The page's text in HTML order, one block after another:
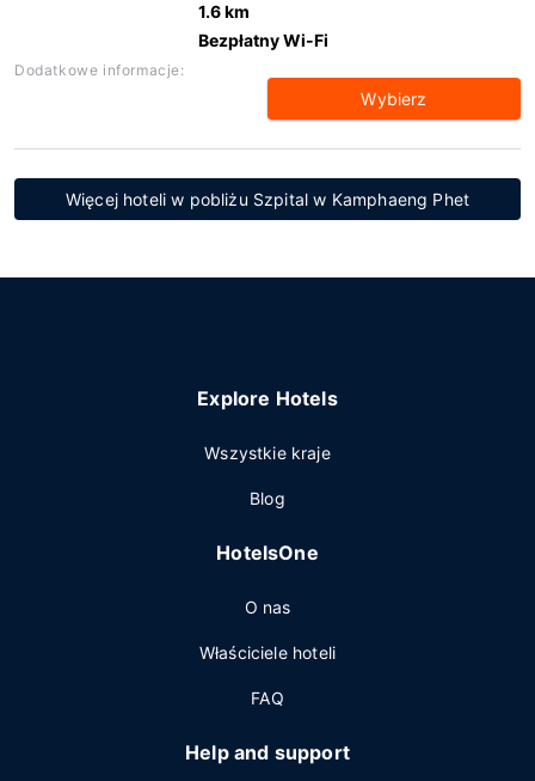
1.6 km
Bezpłatny Wi-Fi
Dodatkowe informacje:
Wybierz
Więcej hoteli w pobliżu Szpital w Kamphaeng Phet
Explore Hotels
Wszystkie kraje
Blog
HotelsOne
O nas
Właściciele hoteli
FAQ
Help and support